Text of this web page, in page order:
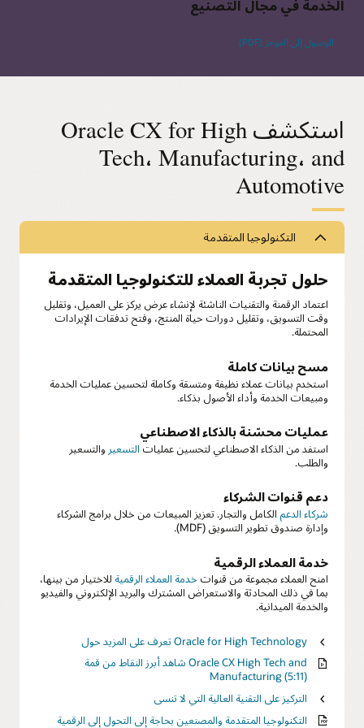
الخدمة في مجال التصنيع
الوصول إلى الموجز (PDF)
استكشف Oracle CX for High
Tech، Manufacturing، and
Automotive
التكنولوجيا المتقدمة
حلول تجربة العملاء للتكنولوجيا المتقدمة
اعتماد الرقمنة والتقنيات الناشئة لإنشاء عرض يركز على العميل، وتقليل
وقت التسويق، وتقليل دورات حياة المنتج، وفتح تدفقات الإيرادات
المحتملة.
مسح بيانات كاملة
استخدم بيانات عملاء نظيفة ومتسقة وكاملة لتحسين عمليات الخدمة
ومبيعات الخدمة وأداء الأصول بذكاء.
عمليات محسّنة بالذكاء الاصطناعي
استفد من الذكاء الاصطناعي لتحسين عمليات التسعير والتسعير
والطلب.
دعم قنوات الشركاء
شركاء الدعم الكامل والتجار. تعزيز المبيعات من خلال برامج الشركاء
وإدارة صندوق تطوير التسويق (MDF).
خدمة العملاء الرقمية
امنح العملاء مجموعة من قنوات خدمة العملاء الرقمية للاختيار من بينها،
بما في ذلك المحادثة والاستعراض المشترك والبريد الإلكتروني والفيديو
والخدمة الميدانية.
تعرف على المزيد حول Oracle for High Technology
شاهد أبرز النقاط من قمة Oracle CX High Tech and
Manufacturing (5:11)
التركيز على التقنية العالية التي لا تنسى
التكنولوجيا المتقدمة والمصنعين بحاجة إلى التحول إلى الرقمية